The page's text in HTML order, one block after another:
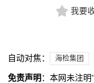
我要
自动对焦： 海检集团
免责声明 ：本网未注